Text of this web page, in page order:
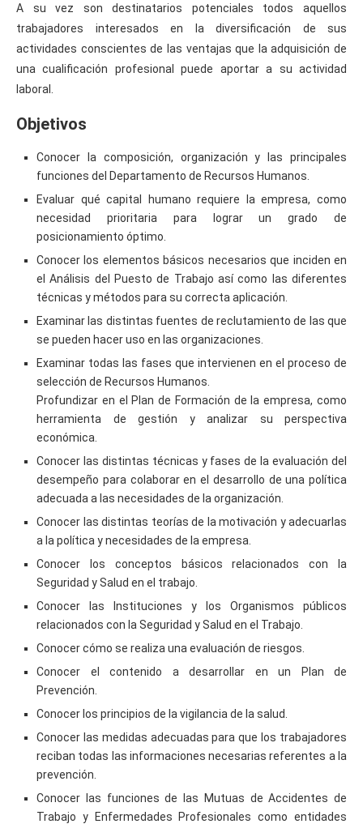
A su vez son destinatarios potenciales todos aquellos
trabajadores interesados en la diversificación de sus
actividades conscientes de las ventajas que la adquisición de
una cualificación profesional puede aportar a su actividad
laboral.
Objetivos
Conocer la composición, organización y las principales
funciones del Departamento de Recursos Humanos.
Evaluar qué capital humano requiere la empresa, como
necesidad prioritaria para lograr un grado de
posicionamiento óptimo.
Conocer los elementos básicos necesarios que inciden en
el Análisis del Puesto de Trabajo así como las diferentes
técnicas y métodos para su correcta aplicación.
Examinar las distintas fuentes de reclutamiento de las que
se pueden hacer uso en las organizaciones.
Examinar todas las fases que intervienen en el proceso de
selección de Recursos Humanos.
Profundizar en el Plan de Formación de la empresa, como
herramienta de gestión y analizar su perspectiva
económica.
Conocer las distintas técnicas y fases de la evaluación del
desempeño para colaborar en el desarrollo de una política
adecuada a las necesidades de la organización.
Conocer las distintas teorías de la motivación y adecuarlas
a la política y necesidades de la empresa.
Conocer los conceptos básicos relacionados con la
Seguridad y Salud en el trabajo.
Conocer las Instituciones y los Organismos públicos
relacionados con la Seguridad y Salud en el Trabajo.
Conocer cómo se realiza una evaluación de riesgos.
Conocer el contenido a desarrollar en un Plan de
Prevención.
Conocer los principios de la vigilancia de la salud.
Conocer las medidas adecuadas para que los trabajadores
reciban todas las informaciones necesarias referentes a la
prevención.
Conocer las funciones de las Mutuas de Accidentes de
Trabajo y Enfermedades Profesionales como entidades